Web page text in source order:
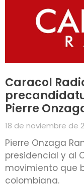
Caracol
Pierre
18 de noviembre de
Pierre Onzaga
presidencial y al
movimiento que
colombiana.